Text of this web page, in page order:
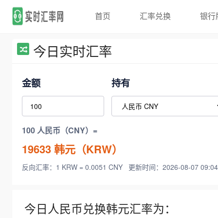
首页 汇率兑换 银行
今日实时汇率
金额 持有
100 人民币（CNY）=
19633韩元（KRW）
反向汇率：1 KRW = 0.0051 CNY 更新时间：2026-08-07
今日人民币兑换韩元汇率为：